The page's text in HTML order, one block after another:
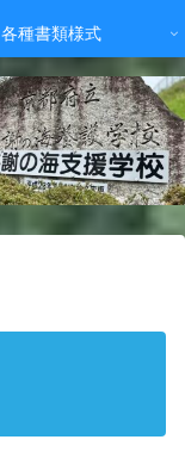
各種書類様式